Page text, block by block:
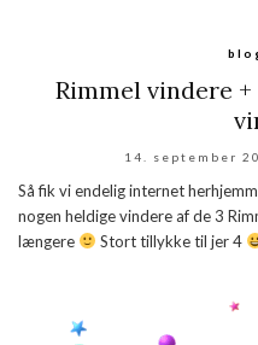
Rimmel vindere
14. september
Så fik vi endelig internet
nogen heldige vindere af de 3
længere
Stort tillykke til jer 4